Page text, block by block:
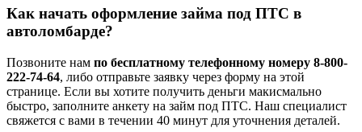
Как начать оформление займа под ПТС в
автоломбарде?
Позвоните нам по бесплатному телефонному номеру 8-800-
222-74-64, либо отправьте заявку через форму на этой
странице. Если вы хотите получить деньги макисмально
быстро, заполните анкету на займ под ПТС. Наш специалист
свяжется с вами в течении 40 минут для уточнения деталей.